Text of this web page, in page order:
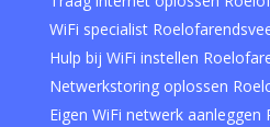
WiFi specialist
Hulp bij WiFi instellen
Netwerkstoring oplossen
Eigen WiFi netwerk aanleggen